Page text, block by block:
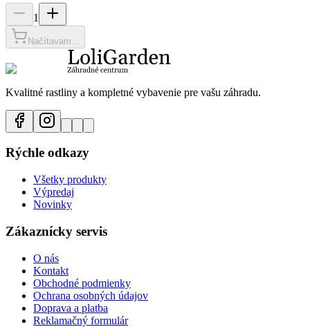
1
Načítavam...
Kvalitné rastliny a kompletné vybavenie pre vašu záhradu.
Rýchle odkazy
Všetky produkty
Výpredaj
Novinky
Zákaznícky servis
O nás
Kontakt
Obchodné podmienky
Ochrana osobných údajov
Doprava a platba
Reklamačný formulár